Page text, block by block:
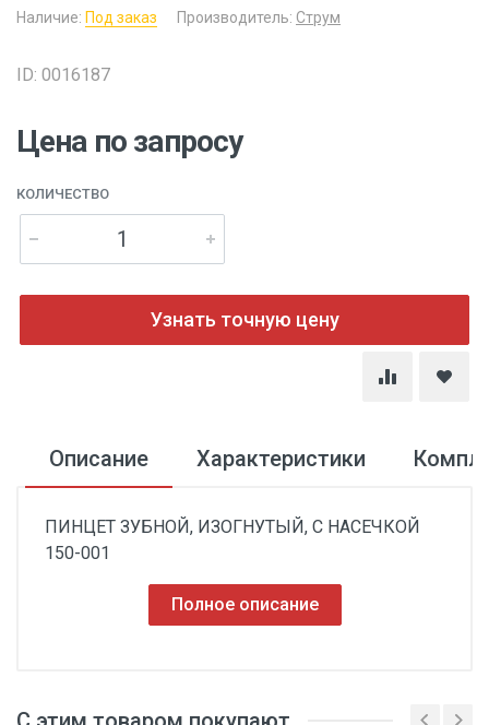
Наличие: Под заказ Производитель: Струм
ID: 0016187
Цена по запросу
КОЛИЧЕСТВО
Узнать точную цену
Описание Характеристики
ПИНЦЕТ ЗУБНОЙ, ИЗОГНУТЫЙ, С НАСЕЧКОЙ
150-001
Полное описание